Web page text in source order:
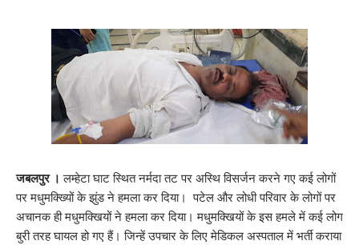
जबलपुर । लम्हेटा घाट स्थित नर्मदा तट पर अस्थि विसर्जन करने गए कई लोगों
पर मधुमक्ख्यिों के झुंड ने हमला कर दिया। पटेल और लोधी परिवार के लोगों पर
अचानक ही मधुमक्खियों ने हमला कर दिया। मधुमक्खियों के इस हमले में कई लोग
बुरी तरह घायल हो गए हैं। जिन्हें उपचार के लिए मेडिकल अस्पताल में भर्ती कराया